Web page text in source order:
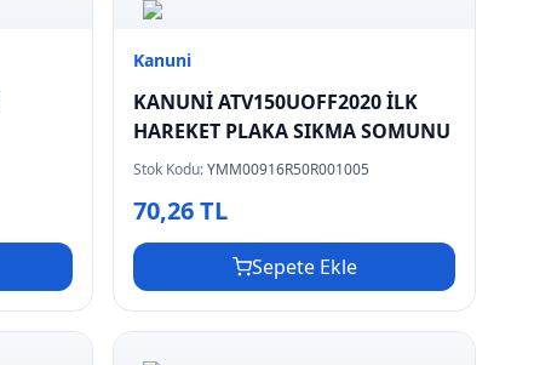
Kanuni
KANUNİ ATV150UOFF2020 İLK
HAREKET PLAKA SIKMA SOMUNU
Stok Kodu:YMM00916R50R001005
70,26 TL
Sepete Ekle